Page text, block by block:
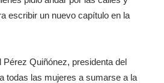
escribir un nuevo capítulo en la
Pérez Quiñónez, presidenta del
todas las mujeres a sumarse a la